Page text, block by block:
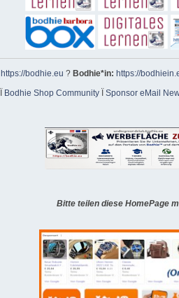
https://bodhie.eu ? Bodhie*in: https://
Bodhie Shop CommunityÏ Sponsor eMail
Bitte teilen diese HomePage